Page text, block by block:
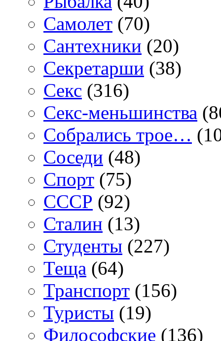
Самолет (70)
Сантехники (20)
Секретарши (38)
Секс (316)
Секс-меньшинства
Собрались трое…
Соседи (48)
Спорт (75)
СССР (92)
Сталин (13)
Студенты (227)
Теща (64)
Транспорт (156)
Туристы (19)
Философские (136)